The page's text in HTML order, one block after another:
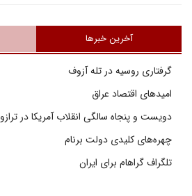
آخرین خبرها
گرفتاری روسیه در تله آزوف
امیدهای اقتصاد عراق
دویست و پنجاه سالگی انقلاب آمریکا در ترازو
چهره‌های کلیدی دولت برنام
تلگراف گراهام برای ایران